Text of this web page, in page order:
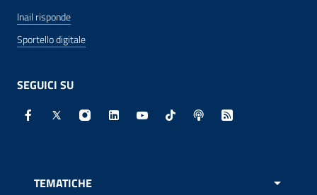
Inail risponde
Sportello digitale
SEGUICI SU
Facebook - Sito esterno - Apertura in nuova finestra
X - Sito esterno - Apertura in nuova finestra
Instagram - Sito esterno - Apertura in
Linkedin - Sito esterno - Apertura in
Youtube - Sito esterno -
TikTok - Sito esterno -
Spreaker - Sito
Feed RSS -
TEMATICHE